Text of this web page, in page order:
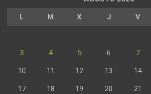
L M X J V
3 4 5 6 7
10 11 12 13 14
17 18 19 20 21